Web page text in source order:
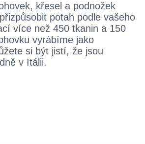
křesel a podnožek
potah podle vašeho
více než 450 tkanin a 150
vyrábíme jako
si být jistí, že jsou
v Itálii.